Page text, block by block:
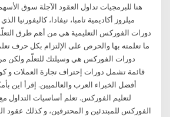
هنا للبرمجيات تداول العقود الآجلة سوق
ميلروز أكاديمية تامبا، نيفادا، كاليفورنيا
دورات الفوركس التعليمية هي من أهم طرق
ما تعلمته بها والحرص على الإلتزام بكل حرف
دورات الفوركس هي وسيلتك للتعلّم ولكن
قائمة تشمل دورات إحتراف تجارة العملات
أفضل الخبراء العرب والعالميين. إقرأ اين
لتعليم الفوركس. تعلم أساسيات التداول مع
الفوركس للمبتدئين و المحترفين، و كذلك عقود